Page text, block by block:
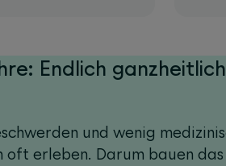
Endlich
und wenig
oft erleben. Darum bauen